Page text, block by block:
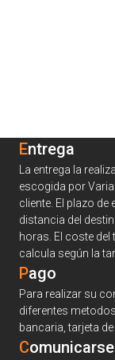
Entrega
La entrega la
escogida por
cliente. El plazo de
distancia del
horas. El coste del
calcula según la
Pago
Para realizar su
diferentes
bancaria, tarjeta
C